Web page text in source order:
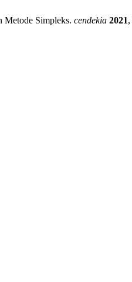
Metode Simpleks. cendekia 2021,